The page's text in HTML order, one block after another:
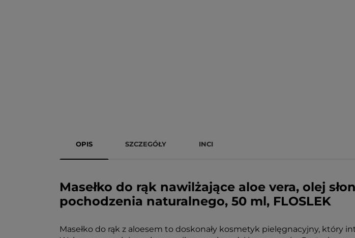
OPIS SZCZEGÓŁY INCI
Masełko do rąk nawilżające aloe vera, olej
pochodzenia naturalnego, 50 ml, FLOSLEK
Masełko do rąk z aloesem to doskonały kosmetyk pielęgnacyjny, który